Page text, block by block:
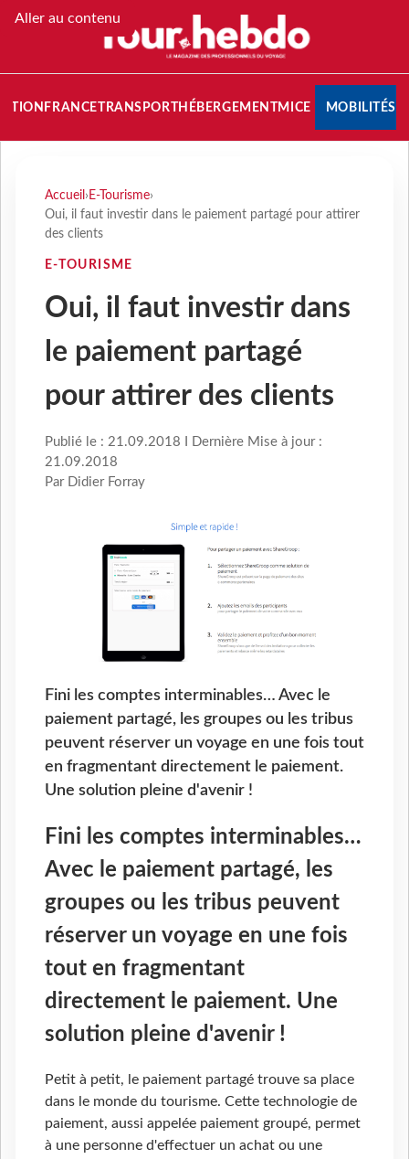
Aller au contenu
FRANCETRANSPORT HÉBERGEMENTMICE MOBILITÉS
Accueil › E-Tourisme›
Oui, il faut investir dans le paiement partagé pour attirer
des clients
E-TOURISME
Oui, il faut investir dans
le paiement partagé
pour attirer des clients
Publié le : 21.09.2018 I Dernière Mise à jour :
21.09.2018
Par Didier Forray
Fini les comptes interminables… Avec le
paiement partagé, les groupes ou les tribus
peuvent réserver un voyage en une fois tout
en fragmentant directement le paiement.
Une solution pleine d'avenir !
Fini les comptes interminables…
Avec le paiement partagé, les
groupes ou les tribus peuvent
réserver un voyage en une fois
tout en fragmentant
directement le paiement. Une
solution pleine d'avenir !
Petit à petit, le paiement partagé trouve sa place
dans le monde du tourisme. Cette technologie de
paiement, aussi appelée paiement groupé, permet
à une personne d'effectuer un achat ou une